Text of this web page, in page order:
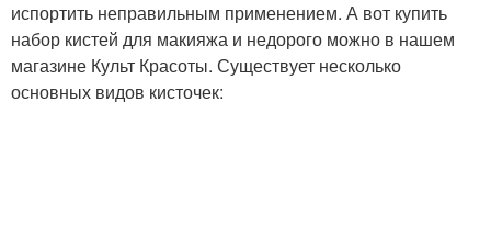
испортить неправильным применением. А вот купить
набор кистей для макияжа и недорого можно в нашем
магазине Культ Красоты. Существует несколько
основных видов кисточек: